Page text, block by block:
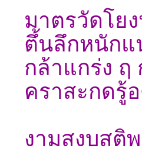
มาตรวัดโย
ตึ้นลึกหนัก
กล้าแกร่ง
คราสะกด
งามสงบส